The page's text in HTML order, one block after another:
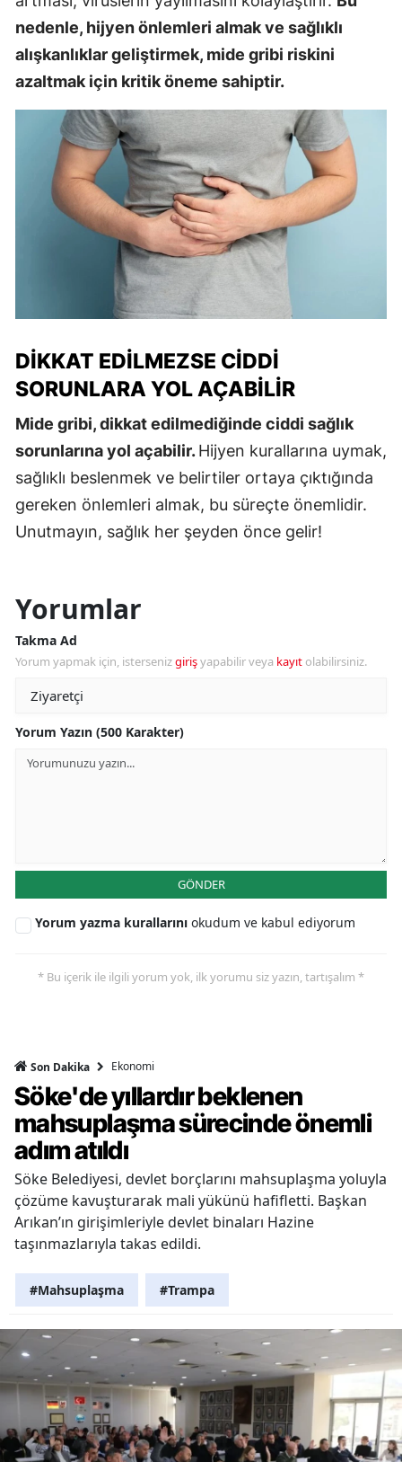
nedenle, hijyen önlemleri almak ve sağlıklı
alışkanlıklar geliştirmek, mide gribi riskini
azaltmak için kritik öneme sahiptir.
DIKKAT EDILMEZSE CIDDI
SORUNLARA YOL AÇABILIR
Mide gribi, dikkat edilmediğinde ciddi sağlık
sorunlarına yol açabilir.Hijyen kurallarına uymak,
sağlıklı beslenmek ve belirtiler ortaya çıktığında
gereken önlemleri almak, bu süreçte önemlidir.
Unutmayın, sağlık her şeyden önce gelir!
Yorumlar
Takma Ad
Yorum yapmak için, istersenizgirişyapabilir veya kayıt olabilirsiniz.
Yorum Yazın (500 Karakter)
GÖNDER
Yorum yazma kurallarını okudum ve kabul ediyorum
* Bu içerik ile ilgili yorum yok, ilk yorumu siz yazın, tartışalım *
Son Dakika Ekonomi
Söke'de yıllardır beklenen
mahsuplaşma sürecinde önemli
adım atıldı
Söke Belediyesi, devlet borçlarını mahsuplaşma yoluyla
çözüme kavuşturarak mali yükünü hafifletti. Başkan
Arıkan’ın girişimleriyle devlet binaları Hazine
taşınmazlarıyla takas edildi.
#Mahsuplaşma #Trampa